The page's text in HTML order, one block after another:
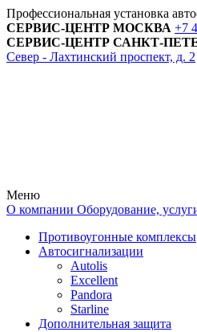
Профессиональная установка
СЕРВИС-ЦЕНТР МОСКВА +7
СЕРВИС-ЦЕНТР САНКТ-
Север - Лахтинский проспект, д. 2
Меню
О компании Оборудование,
Противоугонные комплексы
Автосигнализации
Autolis
Excellent
Pandora
Starline
Дополнительная защита